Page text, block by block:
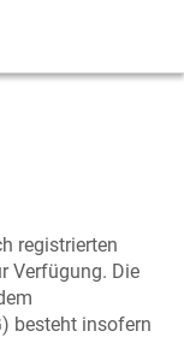
registrierten
Verfügung. Die
besteht insofern